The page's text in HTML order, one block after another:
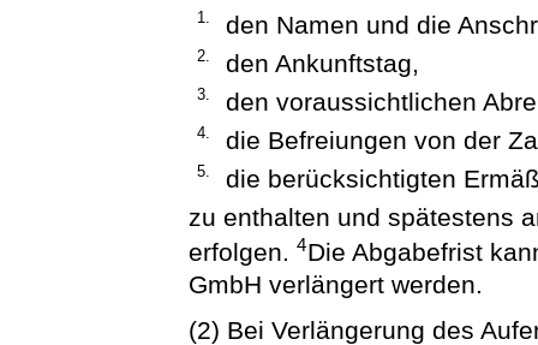
1. den Namen und die
2. den Ankunftstag,
3. den voraussichtlichen
4. die Befreiungen von der
5.
die berücksichtigten
zu enthalten und spätestens
erfolgen.4Die Abgabefrist
GmbH verlängert werden.
(2) Bei Verlängerung des